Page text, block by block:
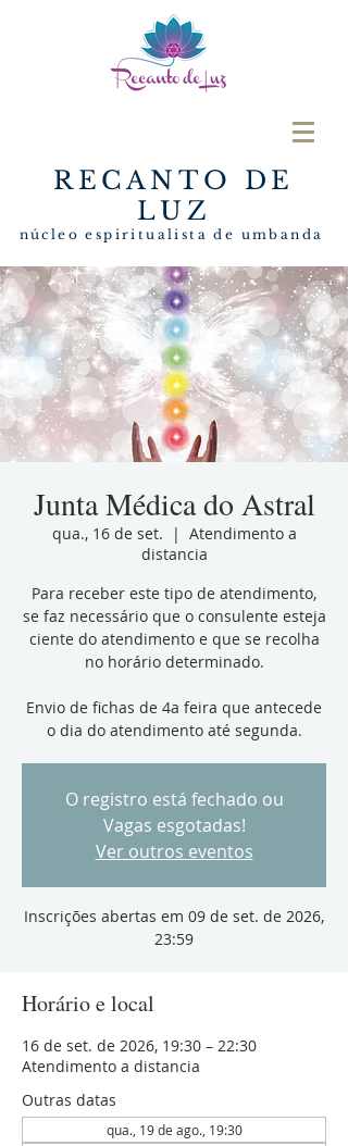
RECANTO DE
LUZ
núcleo espiritualista de umbanda
Junta Médica do Astral
qua., 16 de set.
  |
Atendimento a
distancia
Para receber este tipo de atendimento,
se faz necessário que o consulente esteja
ciente do atendimento e que se recolha
no horário determinado.
Envio de fichas de 4a feira que antecede
o dia do atendimento até segunda.
O registro está fechado ou
Vagas esgotadas!
Ver outros eventos
Inscrições abertas em 09 de set. de 2026,
23:59
Horário e local
16 de set. de 2026, 19:30 – 22:30
Atendimento a distancia
Outras datas
qua., 19 de ago., 19:30